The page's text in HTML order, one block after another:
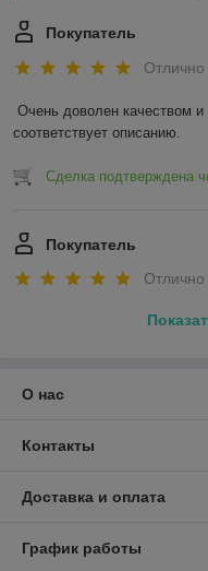
Покупатель
Отлично
Очень доволен качеством
соответствует описанию.
Сделка подтверждена
Покупатель
Отлично
О нас
Контакты
Доставка и оплата
График работы